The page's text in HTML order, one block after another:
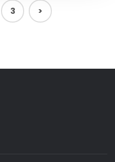
3 >